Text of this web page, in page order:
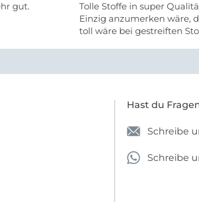
gut.
Tolle Stoffe in super
Einzig anzumerken wäre,
toll wäre bei gestreiften
Hast du
Schreibe
Schreibe